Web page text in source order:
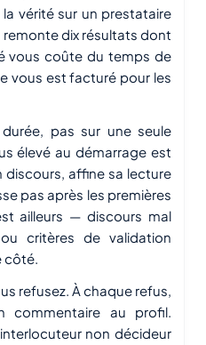
vérité sur un prestataire
dix résultats dont
vous coûte du temps de
vous est facturé pour les
pas sur une seule
élevé au démarrage est
discours, affine sa lecture
pas après les premières
ailleurs — discours mal
critères de validation
côté.
refusez. À chaque refus,
commentaire au profil.
non décideur